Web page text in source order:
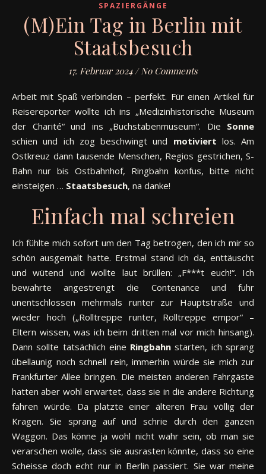
SPAZIERGÄNGE
(M)Ein Tag in Berlin mit
Staatsbesuch
17. Februar 2024 / No Comments
Arbeit mit Spaß verbinden – perfekt. Für einen Artikel für
Reisereporter wollte ich ins „Medizinhistorische Museum
der Charité“ und ins „Buchstabenmuseum“. Die Sonne
schien und ich zog beschwingt und motiviert los. Am
Ostkreuz dann tausende Menschen, Regios gestrichen, S-
Bahn nur bis Ostbahnhof, Ringbahn konfus, bitte nicht
einsteigen … Staatsbesuch, na danke!
Einfach mal schreien
Ich fühlte mich sofort um den Tag betrogen, den ich mir so
schön ausgemalt hatte. Erstmal stand ich da, enttäuscht
und wütend und wollte laut brüllen: „F***t euch!“. Ich
bewahrte angestrengt die Contenance und fuhr
unentschlossen mehrmals runter zur Hauptstraße und
wieder hoch („Rolltreppe runter, Rolltreppe empor“ –
Eltern wissen, was ich beim dritten mal vor mich hinsang).
Dann sollte tatsächlich eine Ringbahn starten, ich sprang
übellaunig noch schnell rein, immerhin würde sie mich zur
Frankfurter Allee bringen. Die meisten anderen Fahrgäste
hatten aber wohl erwartet, dass sie in die andere Richtung
fahren würde. Da platzte einer älteren Frau völlig der
Kragen. Sie sprang auf und schrie durch den ganzen
Waggon. Das könne ja wohl nicht wahr sein, ob man sie
verarschen wolle, dass sie ausrasten könnte, dass so eine
Scheisse doch echt nur in Berlin passiert. Sie war meine